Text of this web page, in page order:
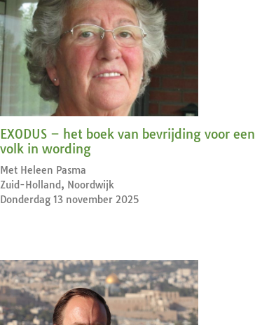
EXODUS – het boek van bevrijding voor een
volk in wording
Met Heleen Pasma
Zuid-Holland, Noordwijk
Donderdag 13 november 2025